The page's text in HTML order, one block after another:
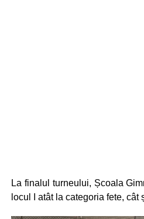
La finalul turneului, Școala
locul I atât la categoria fete, cât